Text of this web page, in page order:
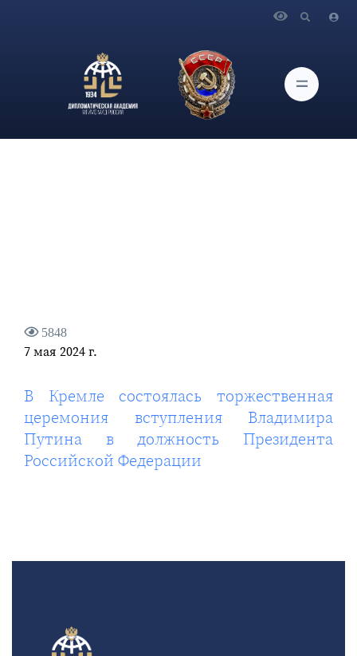
церемония вступления Владимира Путина в должность
Президента Российской Федерации
5848
7 мая 2024 г.
В Кремле состоялась торжественная
церемония вступления Владимира
Путина в должность Президента
Российской Федерации